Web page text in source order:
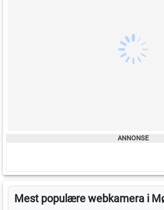
Mest populære webkamera i